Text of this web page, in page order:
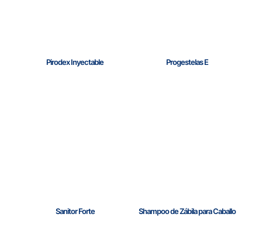
Pirodex Inyectable Progestelas E
Sanitor Forte Shampoo de Zábila para Caballo